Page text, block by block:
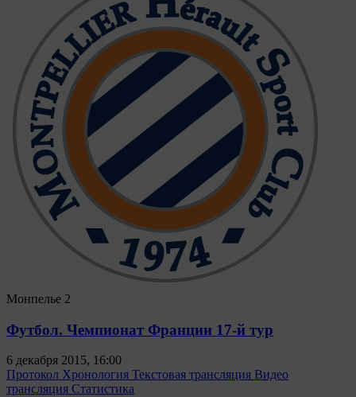
Монпелье 2
Футбол. Чемпионат Франции 17-й тур
6 декабря 2015, 16:00
Протокол Хронология Текстовая трансляция Видео
трансляция Статистика